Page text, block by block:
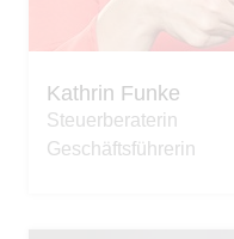
Kathrin Funke
Steuerberaterin
Geschäftsführerin